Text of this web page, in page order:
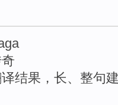
结果，长、整句